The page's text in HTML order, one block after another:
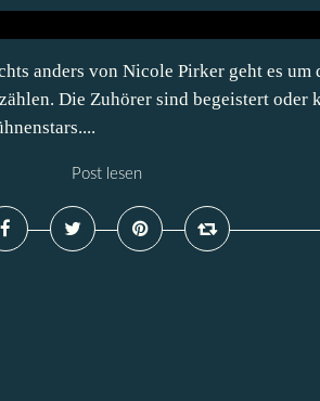
anders von Nicole Pirker geht es
Die Zuhörer sind begeistert oder
Post lesen